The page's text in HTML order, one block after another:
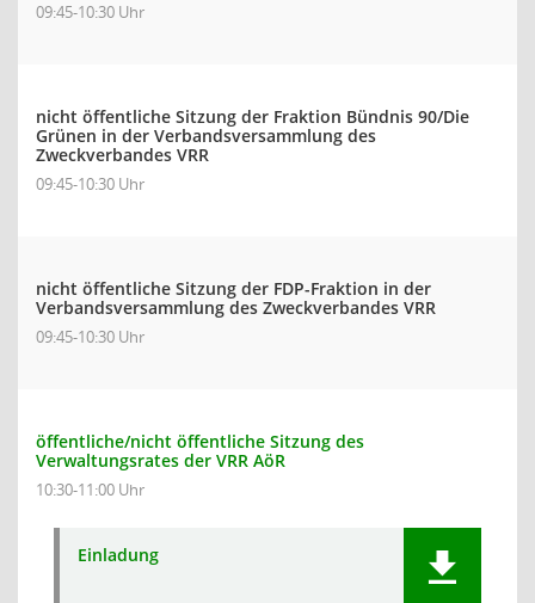
09:45-10:30 Uhr
nicht öffentliche Sitzung der Fraktion Bündnis 90/Die
Grünen in der Verbandsversammlung des
Zweckverbandes VRR
09:45-10:30 Uhr
nicht öffentliche Sitzung der FDP-Fraktion in der
Verbandsversammlung des Zweckverbandes VRR
09:45-10:30 Uhr
öffentliche/nicht öffentliche Sitzung des
Verwaltungsrates der VRR AöR
10:30-11:00 Uhr
Einladung